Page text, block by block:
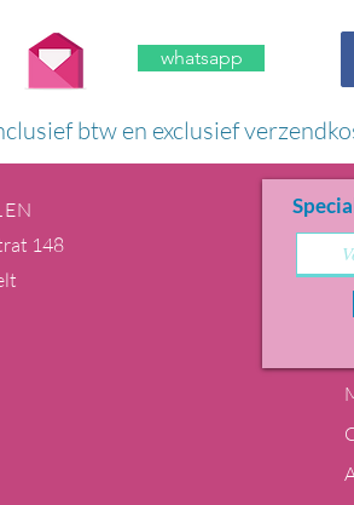
whatsapp
btw en exclusief
148